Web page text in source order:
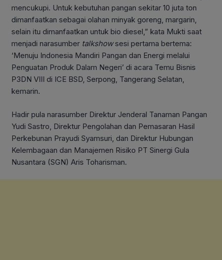
mencukupi. Untuk kebutuhan pangan sekitar 10 juta ton
dimanfaatkan sebagai olahan minyak goreng, margarin,
selain itu dimanfaatkan untuk bio diesel,” kata Mukti saat
menjadi narasumber talkshowsesi pertama bertema:
‘Menuju Indonesia Mandiri Pangan dan Energi melalui
Penguatan Produk Dalam Negeri’ di acara Temu Bisnis
P3DN VIII di ICE BSD, Serpong, Tangerang Selatan,
kemarin.
Hadir pula narasumber Direktur Jenderal Tanaman Pangan
Yudi Sastro, Direktur Pengolahan dan Pemasaran Hasil
Perkebunan Prayudi Syamsuri, dan Direktur Hubungan
Kelembagaan dan Manajemen Risiko PT Sinergi Gula
Nusantara (SGN) Aris Toharisman.